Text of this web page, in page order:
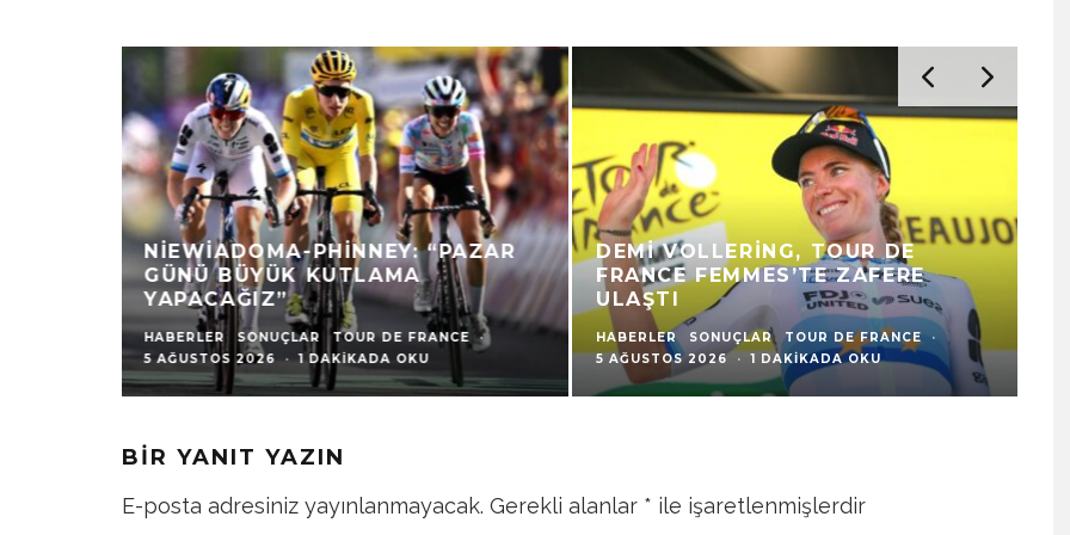
UAE TEAM EMIRATES XRG VOLTA
A PORTUGAL’DA FIRTINA GIBI
ESTI
HABERLER · 5 AĞUSTOS 2026 · 1 DAKIKADA OKU
NOEMI RÜEGG, TOUR DE FRANCE
FEMMES’TE MOTOSIKLETTEN
ETKILENDI
HABERLER LA VUELTA
SONUÇLAR
TOUR DE FRANCE
·
5 AĞUSTOS 2026 · 1 DAKIKADA OKU
5
BIR YANIT YAZIN
E-posta adresiniz yayınlanmayacak. Gerekli alanlar * ile işaretlenmişlerdir